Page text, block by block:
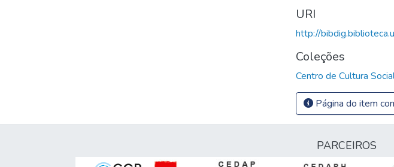
URI
http://
Coleções
Centro de Cultura
Página do item
PARCEIROS